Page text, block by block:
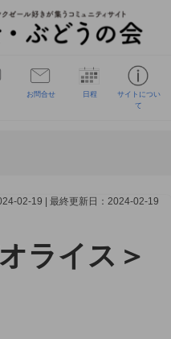
お問合せ 日程
サイトについ
て
02-19 | 最終更新日：2024-02-19
ライス＞